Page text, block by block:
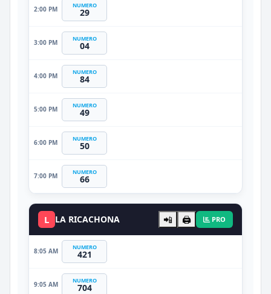
2:00 PM NUMERO
29
3:00 PM NUMERO
04
4:00 PM NUMERO
84
5:00 PM NUMERO
49
6:00 PM NUMERO
50
7:00 PM NUMERO
66
L LA RICACHONA 📲 🖨️ PRO
8:05 AM NUMERO
421
9:05 AM NUMERO
704